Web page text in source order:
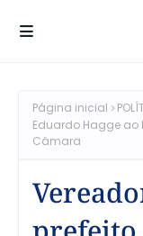
Página inicial
Eduardo Hagge
Câmara